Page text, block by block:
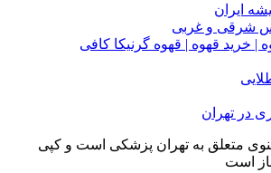
ایران
شرقی و غربی
| خرید قهوه | قهوه گرنیکا کافی
در تهران
متعلق به تهران پزشکی است و کپی
است